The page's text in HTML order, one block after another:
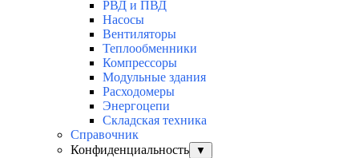
РВД и ПВД
Насосы
Вентиляторы
Теплообменники
Компрессоры
Модульные здания
Расходомеры
Энергоцепи
Складская техника
Справочник
Конфиденциальность
▼